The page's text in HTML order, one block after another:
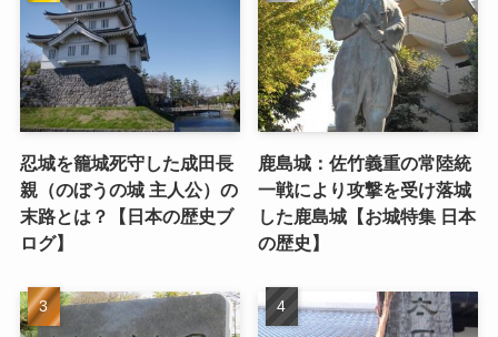
忍城を籠城死守した成田長
親（のぼうの城 主人公）の
末路とは？【日本の歴史ブ
ログ】
鹿島城：佐竹義重の常陸統
一戦により攻撃を受け落城
した鹿島城【お城特集 日本
の歴史】